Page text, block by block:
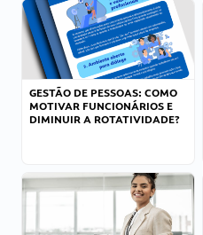
GESTÃO DE PESSOAS: COMO
MOTIVAR FUNCIONÁRIOS E
DIMINUIR A ROTATIVIDADE?